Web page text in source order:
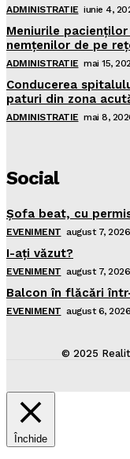
ADMINISTRATIE iunie 4,
Meniurile
nemţenilor de pe
ADMINISTRATIE mai 15,
Conducerea
paturi din zona
ADMINISTRATIE mai 8,
Social
Şofa beat, cu
EVENIMENT august 7, 2026
I-aţi văzut?
EVENIMENT august 7, 2026
Balcon în flăcări
EVENIMENT august 6, 2026
© 2025
Închide